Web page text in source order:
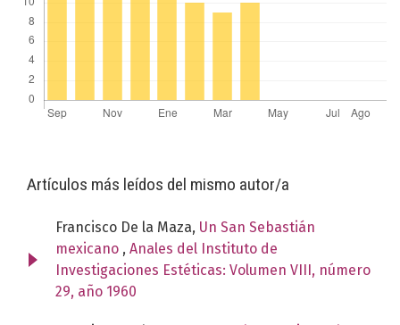
Artículos más leídos del mismo autor/a
Francisco De la Maza, Un San Sebastián
mexicano , Anales del Instituto de
Investigaciones Estéticas: Volumen VIII, número
29, año 1960